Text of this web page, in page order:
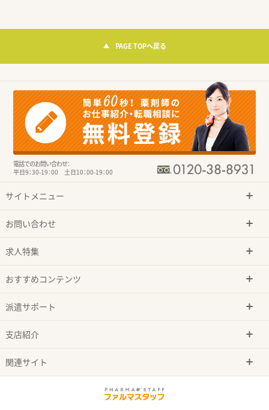
PAGE TOPへ戻る
電話でのお問い合わせ：
平日9：30-19：00 土日10：00-19：00
サイトメニュー
お問い合わせ
求人特集
おすすめコンテンツ
派遣サポート
支店紹介
関連サイト